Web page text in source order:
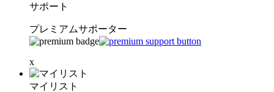
サポート
プレミアムサポーター
x
マイリスト